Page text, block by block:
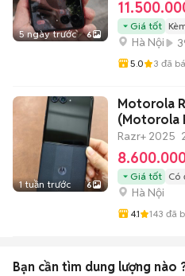
5 ngày trước 6
Giá tốt
Hà Nội
5.0 3 đã
1 tuần trước 6
Motorola
(Motorola
Razr+ 2025
Giá tốt Có
Hà Nội
4.1 143 đã
Bạn cần tìm dung lượng nào